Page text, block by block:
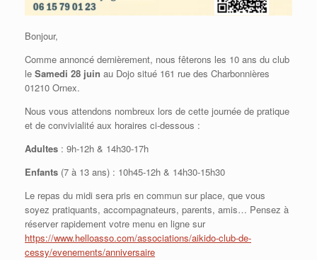
Bonjour,
Comme annoncé dernièrement, nous fêterons les 10 ans du club
le Samedi 28 juin au Dojo situé 161 rue des Charbonnières
01210 Ornex.
Nous vous attendons nombreux lors de cette journée de pratique
et de convivialité aux horaires ci-dessous :
Adultes : 9h-12h & 14h30-17h
Enfants (7 à 13 ans) : 10h45-12h & 14h30-15h30
Le repas du midi sera pris en commun sur place, que vous
soyez pratiquants, accompagnateurs, parents, amis… Pensez à
réserver rapidement votre menu en ligne sur
https://www.helloasso.com/associations/aikido-club-de-
cessy/evenements/anniversaire